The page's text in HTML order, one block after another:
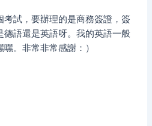
試，要辦理的是商務簽證，簽
德語還是英語呀。我的英語一般
。非常非常感謝：）